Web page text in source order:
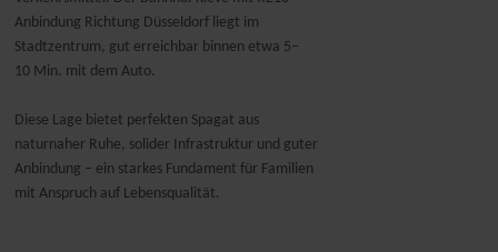
Anbindung Richtung Düsseldorf liegt im
Stadtzentrum, gut erreichbar binnen etwa 5–
10 Min. mit dem Auto.
Diese Lage bietet perfekten Spagat aus
naturnaher Ruhe, solider Infrastruktur und guter
Anbindung – ein starkes Fundament für Familien
mit Anspruch auf Lebensqualität.